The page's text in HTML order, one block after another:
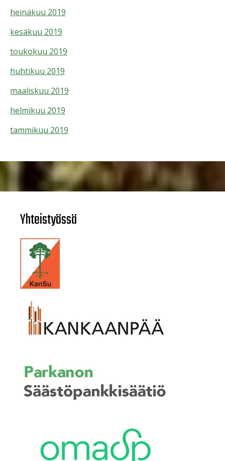
heinäkuu 2019
kesäkuu 2019
toukokuu 2019
huhtikuu 2019
maaliskuu 2019
helmikuu 2019
tammikuu 2019
Yhteistyössä